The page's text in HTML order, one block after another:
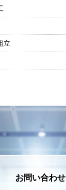
立
お問い合わせ